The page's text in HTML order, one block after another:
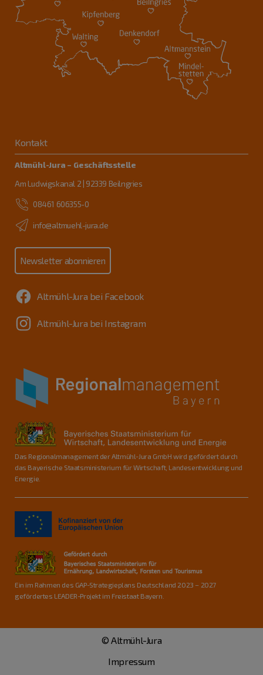
Kontakt
Altmühl-Jura – Geschäftsstelle
Am Ludwigskanal 2 | 92339 Beilngries
08461 606355-0
info@altmuehl-jura.de
Newsletter abonnieren
Altmühl-Jura bei Facebook
Altmühl-Jura bei Instagram
Das Regionalmanagement der Altmühl-Jura GmbH wird gefördert durch
das Bayerische Staatsministerium für Wirtschaft, Landesentwicklung und
Energie.
Ein im Rahmen des GAP-Strategieplans Deutschland 2023 – 2027
gefördertes LEADER-Projekt im Freistaat Bayern.
© Altmühl-Jura
Impressum